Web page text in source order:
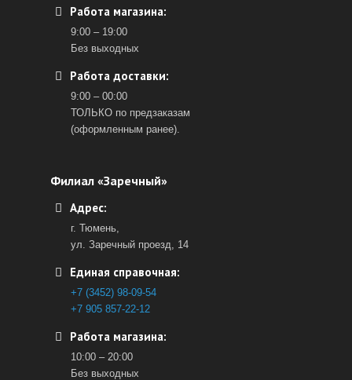
Работа магазина:
9:00 – 19:00
Без выходных
Работа доставки:
9:00 – 00:00
ТОЛЬКО по предзаказам
(оформленным ранее).
Филиал «Заречный»
Адрес:
г. Тюмень,
ул. Заречный проезд, 14
Единая справочная:
+7 (3452) 98-09-54
+7 905 857-22-12
Работа магазина:
10:00 – 20:00
Без выходных